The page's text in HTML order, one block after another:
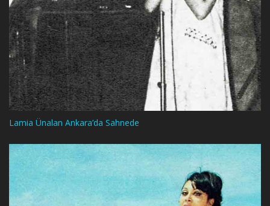
Lamia Ünalan Ankara’da Sahnede